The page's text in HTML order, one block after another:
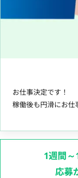
お仕事決定です！
稼働後も円滑にお仕
1週間～
応募